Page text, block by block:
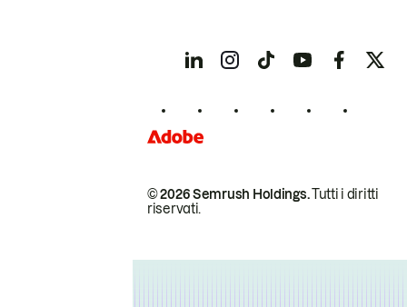
© 2026 Semrush Holdings.Tutti i diritti
riservati.